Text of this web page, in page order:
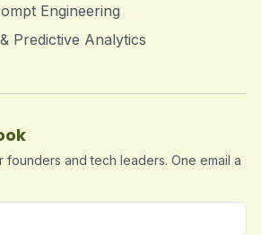
Engineering
Predictive Analytics
founders and tech leaders. One email a